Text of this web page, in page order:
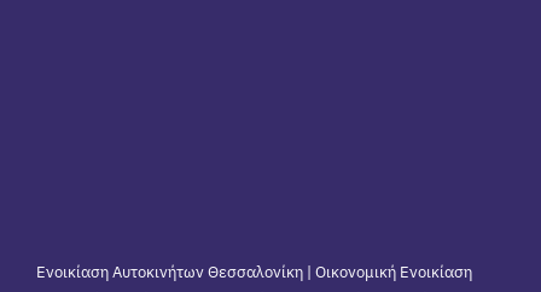
Ενοικίαση Αυτοκινήτων Θεσσαλονίκη | Οικονομική Ενοικίαση